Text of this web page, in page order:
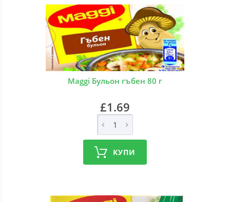
Maggi Бульон гъбен 80 г
£1.69
КУПИ